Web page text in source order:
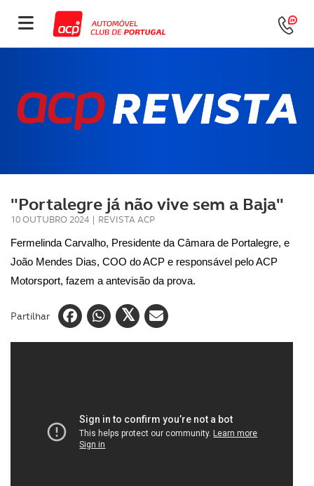
"Portalegre já não vive sem a Baja"
10 OUTUBRO 2024 | REVISTA ACP
Fermelinda Carvalho, Presidente da Câmara de Portalegre, e
João Mendes Dias, COO do ACP e responsável pelo ACP
Motorsport, fazem a antevisão da prova.
Partilhar